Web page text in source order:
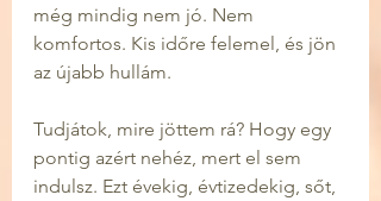
még mindig nem jó. Nem
komfortos. Kis időre felemel, és jön
az újabb hullám.
Tudjátok, mire jöttem rá? Hogy egy
pontig azért nehéz, mert el sem
indulsz. Ezt évekig, évtizedekig, sőt,